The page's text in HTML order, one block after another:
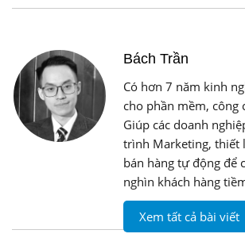
Bách Trần
Có hơn 7 năm kinh
cho phần mềm, công
Giúp các doanh
trình Marketing, thiết
bán hàng tự động để
nghìn khách hàng
Xem tất cả bài viết